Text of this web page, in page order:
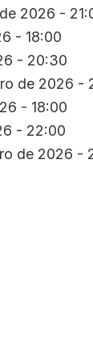
2026 -
- 18:00
- 20:30
de 2026 -
- 18:00
- 22:00
de 2026 -